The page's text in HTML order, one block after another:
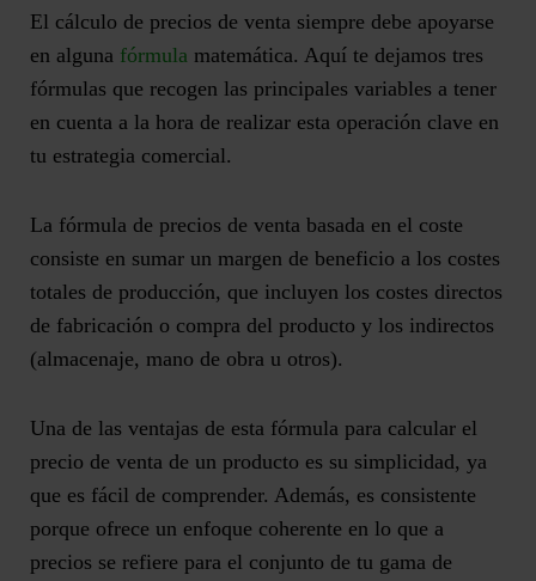
El cálculo de precios de venta siempre debe apoyarse
en alguna fórmula matemática. Aquí te dejamos tres
fórmulas que recogen las principales variables a tener
en cuenta a la hora de realizar esta operación clave en
tu estrategia comercial.
La fórmula de precios de venta basada en el coste
consiste en sumar un margen de beneficio a los costes
totales de producción, que incluyen los costes directos
de fabricación o compra del producto y los indirectos
(almacenaje, mano de obra u otros).
Una de las ventajas de esta fórmula para calcular el
precio de venta de un producto es su simplicidad, ya
que es fácil de comprender. Además, es consistente
porque ofrece un enfoque coherente en lo que a
precios se refiere para el conjunto de tu gama de